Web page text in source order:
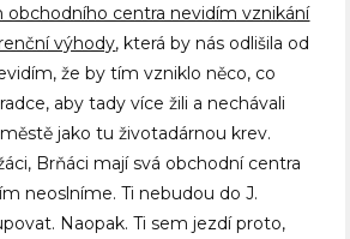
obchodního centra nevidím vznikání
výhody, která by nás odlišila od
že by tím vzniklo něco, co
aby tady více žili a nechávali
jako tu životadárnou krev.
Brňáci mají svá obchodní centra
neoslníme. Ti nebudou do J.
Naopak. Ti sem jezdí proto,